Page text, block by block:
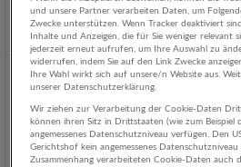
Salzburg
Redakteur:in
04.08.2026, SALZBURG24.at
Salzburg
und unsere Partner verarbeiten Daten, um
Zwecke unterstützen. Wenn Tracker deaktiviert
Inhalte und Anzeigen, die für Sie weniger relevant
jederzeit erneut aufrufen, um Ihre Auswahl zu
widerrufen, indem Sie auf den Link Zwecke
Ihre Wahl wirkt sich auf unsere/n Website aus.
unserer Datenschutzerklärung.
Wir ziehen zur Verarbeitung der Cookie-Daten
können ihren Sitz in Drittstaaten (wie zum Beispiel
angemessenes Datenschutzniveau verfügen. Den
Gerichtshof kein angemessenes
Zusammenhang verarbeiteten Cookie-Daten auch